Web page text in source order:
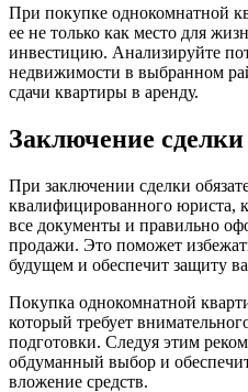
При покупке однокомнатной
ее не только как место для
инвестицию. Анализируйте
недвижимости в выбранном
сдачи квартиры в аренду.
Заключение сделки
При заключении сделки
квалифицированного юриста,
все документы и правильно
продажи. Это поможет
будущем и обеспечит защиту
Покупка однокомнатной
который требует
подготовки. Следуя этим
обдуманный выбор и
вложение средств.